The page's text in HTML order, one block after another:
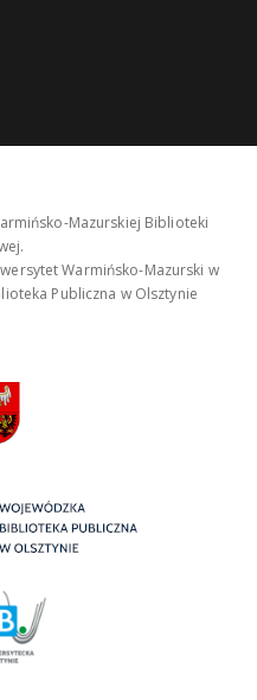
Mazurskiej Biblioteki
Warmińsko-Mazurski w
Publiczna w Olsztynie